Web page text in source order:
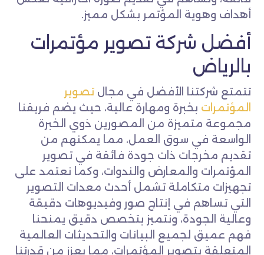
أهداف وهوية المؤتمر بشكل مميز.
أفضل شركة تصوير مؤتمرات
بالرياض
تتمتع شركتنا الأفضل في مجال تصوير
المؤتمرات بخبرة ومهارة عالية، حيث يضم فريقنا
مجموعة متميزة من المصورين ذوي الخبرة
الواسعة في سوق العمل، مما يمكنهم من
تقديم مخرجات ذات جودة فائقة في تصوير
المؤتمرات والمعارض والندوات، وكما نعتمد على
تجهيزات متكاملة تشمل أحدث معدات التصوير
التي تساهم في إنتاج صور وفيديوهات دقيقة
وعالية الجودة، ونتميز بتخصص دقيق يمنحنا
فهم عميق لجميع البيانات والتحديثات العالمية
المتعلقة بتصوير المؤتمرات، مما يعزز من قدرتنا